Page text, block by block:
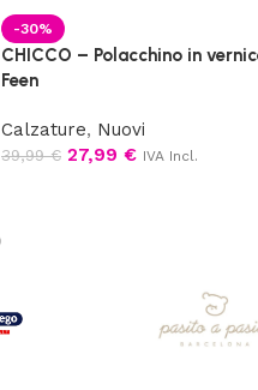
-30%
CHICCO – Polacchino in
Feen
Calzature, Nuovi
39,99€ 27,99 € IVA Incl.